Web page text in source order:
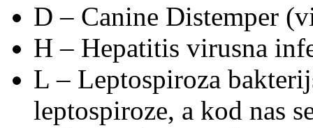
D – Canine Distemper
H – Hepatitis virusna
L – Leptospiroza
leptospiroze, a kod nas